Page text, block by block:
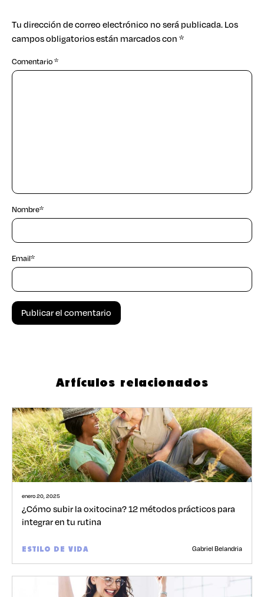
Tu dirección de correo electrónico no será publicada.Los
campos obligatorios están marcados con*
Comentario*
Nombre*
Email*
Artículos relacionados
enero 20, 2025
¿Cómo subir la oxitocina? 12 métodos prácticos para
integrar en tu rutina
ESTILO DE VIDA Gabriel Belandria